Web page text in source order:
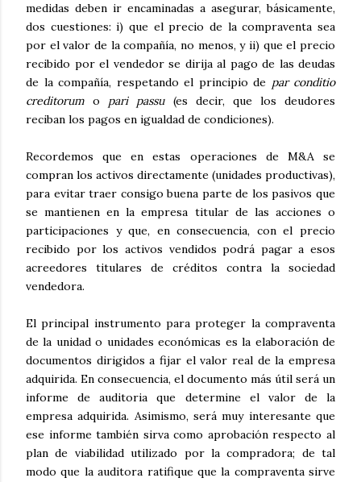
medidas deben ir encaminadas a asegurar, básicamente,
dos cuestiones: i) que el precio de la compraventa sea
por el valor de la compañía, no menos, y ii) que el precio
recibido por el vendedor se dirija al pago de las deudas
de la compañía, respetando el principio de par conditio
creditorum o pari passu (es decir, que los deudores
reciban los pagos en igualdad de condiciones).
Recordemos que en estas operaciones de M&A se
compran los activos directamente (unidades productivas),
para evitar traer consigo buena parte de los pasivos que
se mantienen en la empresa titular de las acciones o
participaciones y que, en consecuencia, con el precio
recibido por los activos vendidos podrá pagar a esos
acreedores titulares de créditos contra la sociedad
vendedora.
El principal instrumento para proteger la compraventa
de la unidad o unidades económicas es la elaboración de
documentos dirigidos a fijar el valor real de la empresa
adquirida. En consecuencia, el documento más útil será un
informe de auditoria que determine el valor de la
empresa adquirida. Asimismo, será muy interesante que
ese informe también sirva como aprobación respecto al
plan de viabilidad utilizado por la compradora; de tal
modo que la auditora ratifique que la compraventa sirve